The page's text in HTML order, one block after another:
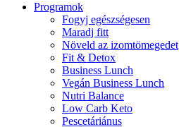
Programok
Fogyj egészségesen
Maradj fitt
Növeld az izomtömegedet
Fit & Detox
Business Lunch
Vegán Business Lunch
Nutri Balance
Low Carb Keto
Pescetáriánus